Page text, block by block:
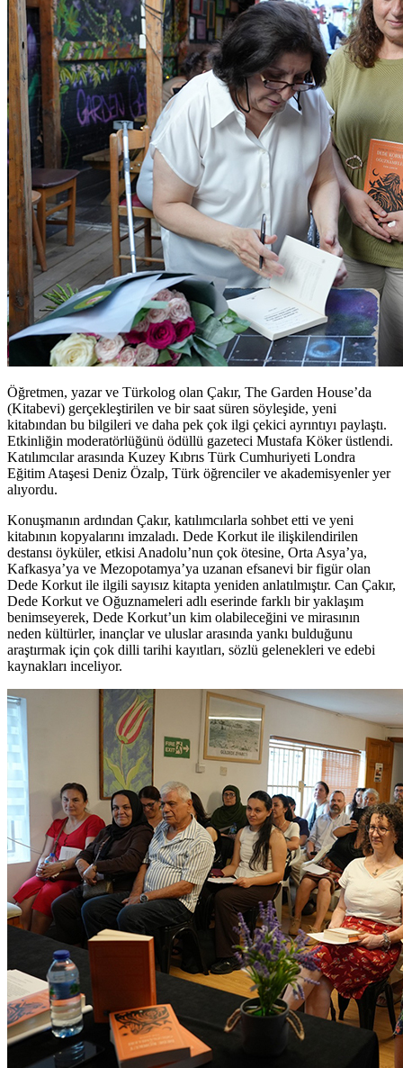
Öğretmen, yazar ve Türkolog olan Çakır, The Garden House’da
(Kitabevi) gerçekleştirilen ve bir saat süren söyleşide, yeni
kitabından bu bilgileri ve daha pek çok ilgi çekici ayrıntıyı paylaştı.
Etkinliğin moderatörlüğünü ödüllü gazeteci Mustafa Köker üstlendi.
Katılımcılar arasında Kuzey Kıbrıs Türk Cumhuriyeti Londra
Eğitim Ataşesi Deniz Özalp, Türk öğrenciler ve akademisyenler yer
alıyordu.
Konuşmanın ardından Çakır, katılımcılarla sohbet etti ve yeni
kitabının kopyalarını imzaladı. Dede Korkut ile ilişkilendirilen
destansı öyküler, etkisi Anadolu’nun çok ötesine, Orta Asya’ya,
Kafkasya’ya ve Mezopotamya’ya uzanan efsanevi bir figür olan
Dede Korkut ile ilgili sayısız kitapta yeniden anlatılmıştır. Can Çakır,
Dede Korkut ve Oğuznameleri adlı eserinde farklı bir yaklaşım
benimseyerek, Dede Korkut’un kim olabileceğini ve mirasının
neden kültürler, inançlar ve uluslar arasında yankı bulduğunu
araştırmak için çok dilli tarihi kayıtları, sözlü gelenekleri ve edebi
kaynakları inceliyor.